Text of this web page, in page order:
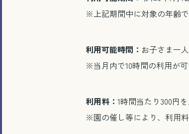
※上記期間中に対象の年齢
利用可能時間： お子さま一
※当月内で10時間の利用が
利用料： 1時間当たり300円
※園の催し等により、利用